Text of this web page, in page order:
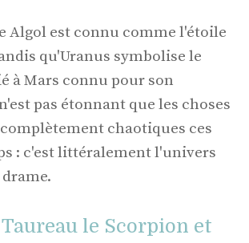
Algol est connu comme l'étoile
qu'Uranus symbolise le
à Mars connu pour son
pas étonnant que les choses
chaotiques ces
: c'est littéralement l'univers
le Scorpion et